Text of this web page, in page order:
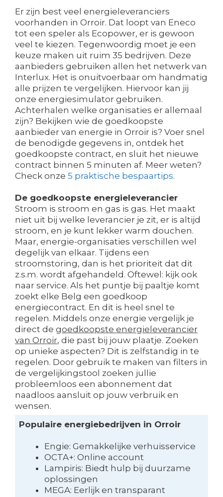
Er zijn best veel energieleveranciers
voorhanden in Orroir. Dat loopt van Eneco
tot een speler als Ecopower, er is gewoon
veel te kiezen. Tegenwoordig moet je een
keuze maken uit ruim 35 bedrijven. Deze
aanbieders gebruiken allen het netwerk van
Interlux. Het is onuitvoerbaar om handmatig
alle prijzen te vergelijken. Hiervoor kan jij
onze energiesimulator gebruiken.
Achterhalen welke organisaties er allemaal
zijn? Bekijken wie de goedkoopste
aanbieder van energie in Orroir is? Voer snel
de benodigde gegevens in, ontdek het
goedkoopste contract, en sluit het nieuwe
contract binnen 5 minuten af. Meer weten?
Check onze 5 praktische bespaartips.
De goedkoopste energieleverancier
Stroom is stroom en gas is gas. Het maakt
niet uit bij welke leverancier je zit, er is altijd
stroom, en je kunt lekker warm douchen.
Maar, energie-organisaties verschillen wel
degelijk van elkaar. Tijdens een
stroomstoring, dan is het prioriteit dat dit
z.s.m. wordt afgehandeld. Oftewel: kijk ook
naar service. Als het puntje bij paaltje komt
zoekt elke Belg een goedkoop
energiecontract. En dit is heel snel te
regelen. Middels onze energie vergelijk je
direct de goedkoopste energieleverancier
van Orroir, die past bij jouw plaatje. Zoeken
op unieke aspecten? Dit is zelfstandig in te
regelen. Door gebruik te maken van filters in
de vergelijkingstool zoeken jullie
probleemloos een abonnement dat
naadloos aansluit op jouw verbruik en
wensen.
Populaire energiebedrijven in Orroir
Engie: Gemakkelijke verhuisservice
OCTA+: Online account
Lampiris: Biedt hulp bij duurzame
oplossingen
MEGA: Eerlijk en transparant